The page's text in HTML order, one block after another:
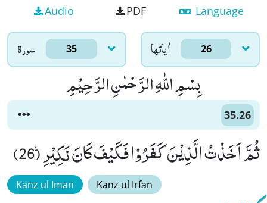
Audio PDF Language
سورۃ 35 اٰياتها 26
بِسْمِ اللّٰهِ الرَّحْمٰنِ الرَّحِیْمِ
35.26
ثُمَّ اَخَذْتُ الَّذِیْنَ كَفَرُوْا فَكَیْفَ كَانَ نَكِیْرِ۠ (26)
Kanz ul Iman Kanz ul Irfan